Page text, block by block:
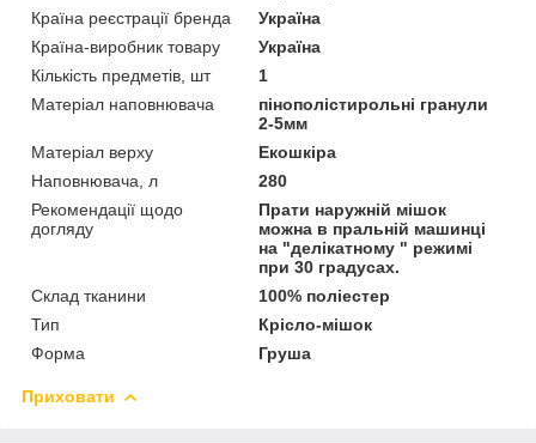
Країна реєстрації бренда
Україна
Країна-виробник товару
Україна
Кількість предметів, шт
1
Матеріал наповнювача
пінополістирольні гранули
2-5мм
Матеріал верху
Екошкіра
Наповнювача, л
280
Рекомендації щодо
догляду
Прати наружній мішок
можна в пральній машинці
на "делікатному " режимі
при 30 градусах.
Склад тканини
100% поліестер
Тип
Крісло-мішок
Форма
Груша
Приховати